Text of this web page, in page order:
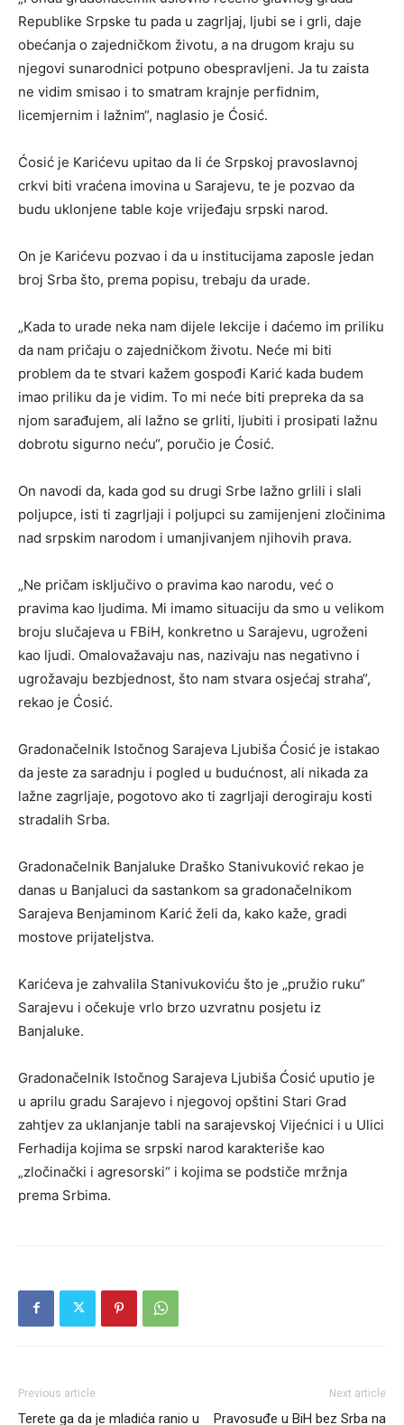
Republike Srpske tu pada u zagrljaj, ljubi se i grli, daje
obećanja o zajedničkom životu, a na drugom kraju su
njegovi sunarodnici potpuno obespravljeni. Ja tu zaista
ne vidim smisao i to smatram krajnje perfidnim,
licemjernim i lažnim“, naglasio je Ćosić.
Ćosić je Karićevu upitao da li će Srpskoj pravoslavnoj
crkvi biti vraćena imovina u Sarajevu, te je pozvao da
budu uklonjene table koje vrijeđaju srpski narod.
On je Karićevu pozvao i da u institucijama zaposle jedan
broj Srba što, prema popisu, trebaju da urade.
„Kada to urade neka nam dijele lekcije i daćemo im priliku
da nam pričaju o zajedničkom životu. Neće mi biti
problem da te stvari kažem gospođi Karić kada budem
imao priliku da je vidim. To mi neće biti prepreka da sa
njom sarađujem, ali lažno se grliti, ljubiti i prosipati lažnu
dobrotu sigurno neću“, poručio je Ćosić.
On navodi da, kada god su drugi Srbe lažno grlili i slali
poljupce, isti ti zagrljaji i poljupci su zamijenjeni zločinima
nad srpskim narodom i umanjivanjem njihovih prava.
„Ne pričam isključivo o pravima kao narodu, već o
pravima kao ljudima. Mi imamo situaciju da smo u velikom
broju slučajeva u FBiH, konkretno u Sarajevu, ugroženi
kao ljudi. Omalovažavaju nas, nazivaju nas negativno i
ugrožavaju bezbjednost, što nam stvara osjećaj straha“,
rekao je Ćosić.
Gradonačelnik Istočnog Sarajeva Ljubiša Ćosić je istakao
da jeste za saradnju i pogled u budućnost, ali nikada za
lažne zagrljaje, pogotovo ako ti zagrljaji derogiraju kosti
stradalih Srba.
Gradonačelnik Banjaluke Draško Stanivuković rekao je
danas u Banjaluci da sastankom sa gradonačelnikom
Sarajeva Benjaminom Karić želi da, kako kaže, gradi
mostove prijateljstva.
Karićeva je zahvalila Stanivukoviću što je „pružio ruku“
Sarajevu i očekuje vrlo brzo uzvratnu posjetu iz
Banjaluke.
Gradonačelnik Istočnog Sarajeva Ljubiša Ćosić uputio je
u aprilu gradu Sarajevo i njegovoj opštini Stari Grad
zahtjev za uklanjanje tabli na sarajevskoj Vijećnici i u Ulici
Ferhadija kojima se srpski narod karakteriše kao
„zločinački i agresorski“ i kojima se podstiče mržnja
prema Srbima.
Previous article
Terete ga da je mladića ranio u
Next article
Pravosuđe u BiH bez Srba na